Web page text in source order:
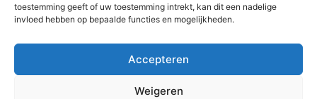
toestemming geeft of uw toestemming intrekt, kan dit een nadelige
invloed hebben op bepaalde functies en mogelijkheden.
Accepteren
Weigeren
Sitemap